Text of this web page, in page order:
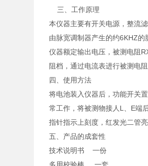
三、工作原理
本仪器主要有开关电源，整流
由脉宽调制器产生的约6KHZ
仪器额定输出电压，被测电阻
阻档，通过电流表进行被测电
四、使用方法
将电池装入仪器后，功能开关
常工作，将被测物接人L、E端
指针指示上刻度，红发光二管
五、产品的成套性
技术说明书 一份